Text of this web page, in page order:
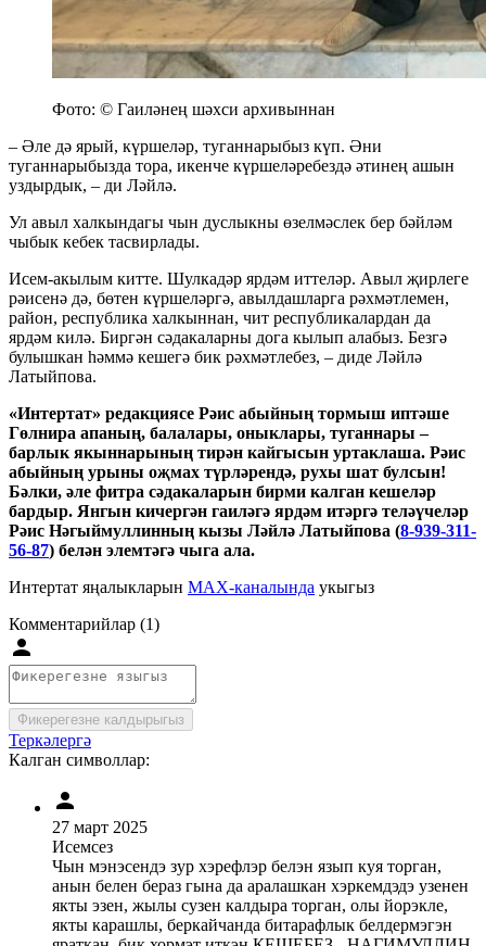
Фото: © Гаиләнең шәхси архивыннан
– Әле дә ярый, күршеләр, туганнарыбыз күп. Әни
туганнарыбызда тора, икенче күршеләребездә әтинең ашын
уздырдык, – ди Ләйлә.
Ул авыл халкындагы чын дуслыкны өзелмәслек бер бәйләм
чыбык кебек тасвирлады.
Исем-акылым китте. Шулкадәр ярдәм иттеләр. Авыл җирлеге
рәисенә дә, бөтен күршеләргә, авылдашларга рәхмәтлемен,
район, республика халкыннан, чит республикалардан да
ярдәм килә. Биргән сәдакаларны дога кылып алабыз. Безгә
булышкан һәммә кешегә бик рәхмәтлебез, – диде Ләйлә
Латыйпова.
«Интертат» редакциясе Рәис абыйның тормыш иптәше
Гөлнира апаның, балалары, оныклары, туганнары –
барлык якыннарының тирән кайгысын уртаклаша. Рәис
абыйның урыны оҗмах түрләрендә, рухы шат булсын!
Бәлки, әле фитра сәдакаларын бирми калган кешеләр
бардыр. Янгын кичергән гаиләгә ярдәм итәргә теләүчеләр
Рәис Нәгыймуллинның кызы Ләйлә Латыйпова (8-939-311-
56-87) белән элемтәгә чыга ала.
Интертат яңалыкларын MAX-каналында укыгыз
Комментарийлар (1)
Фикерегезне калдырыгыз
Теркәлергә
Калган символлар:
27 март 2025
Исемсез
Чын мэнэсендэ зур хэрефлэр белэн язып куя торган,
анын белен бераз гына да аралашкан хэркемдэдэ узенен
якты эзен, жылы сузен калдыра торган, олы йорэкле,
якты карашлы, беркайчанда битарафлык белдермэгэн